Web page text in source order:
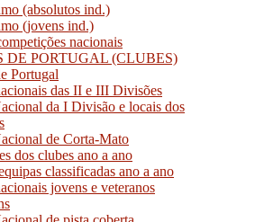
(absolutos ind.)
(jovens ind.)
nacionais
DE PORTUGAL (CLUBES)
Portugal
das II e III Divisões
da I Divisão e locais dos
de Corta-Mato
dos clubes ano a ano
classificadas ano a ano
jovens e veteranos